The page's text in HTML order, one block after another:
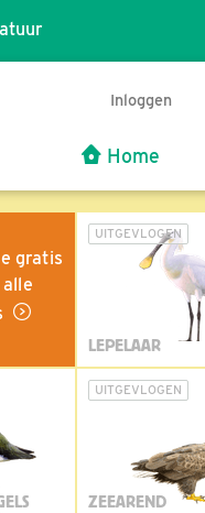
Inloggen
Home
gratis
UITGEVLOGEN
LEPELAAR
UITGEVLOGEN
ZEEAREND